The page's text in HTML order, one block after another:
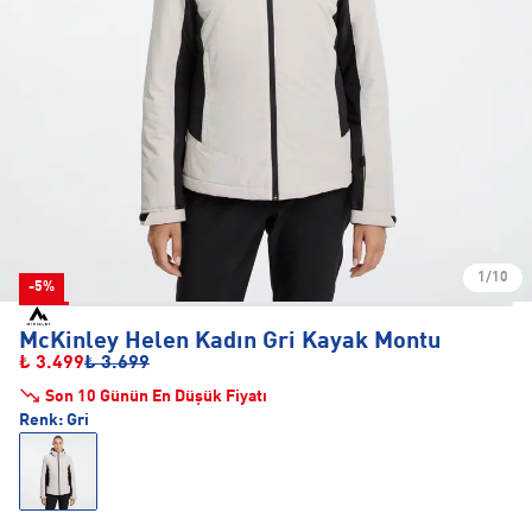
-5%
1/10
McKinley Helen Kadın Gri Kayak Montu
₺ 3.499₺ 3.699
Son 10 Günün En Düşük Fiyatı
Renk: Gri